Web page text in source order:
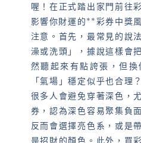
喔！在正式踏出家門前往
影響你財運的**彩券中獎
注意。首先，最常見的說
澡或洗頭」，據說這樣會
然聽起來有點誇張，但
「氣場」穩定似乎也合理
很多人會避免穿著深色，
券，認為深色容易聚集負
反而會選擇亮色系，或是